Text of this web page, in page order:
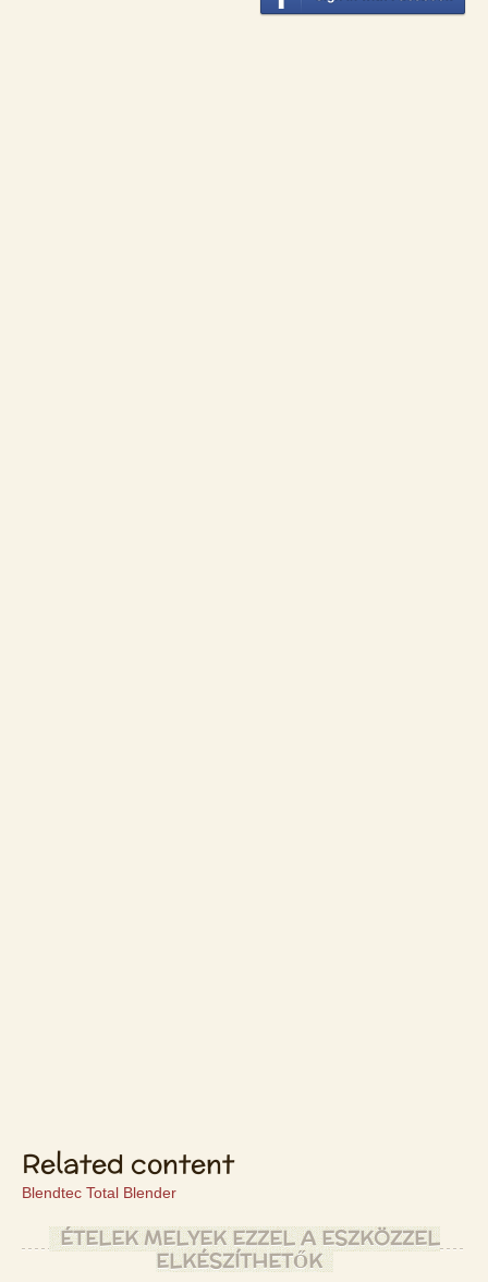
Related content
Blendtec Total Blender
ÉTELEK MELYEK EZZEL A ESZKÖZZEL
ELKÉSZÍTHETŐK